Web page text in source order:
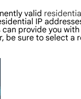
valid
IP
provide you
be sure to select